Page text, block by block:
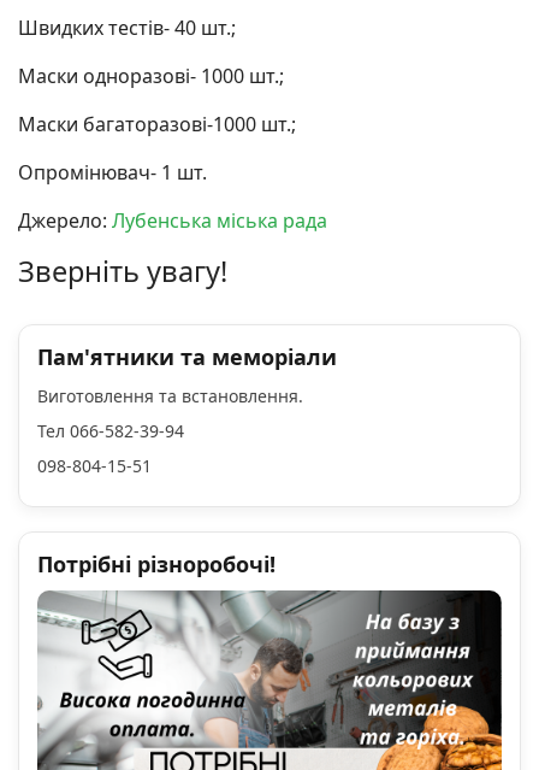
Швидких тестів- 40 шт.;
Маски одноразові- 1000 шт.;
Маски багаторазові-1000 шт.;
Опромінювач- 1 шт.
Джерело: Лубенська міська рада
Зверніть увагу!
Пам'ятники та меморіали
Виготовлення та встановлення.
Тел 066-582-39-94
098-804-15-51
Потрібні різноробочі!